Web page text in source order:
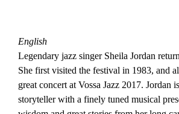
English
Legendary jazz singer Sheila Jordan
She first visited the festival in 1983, and
great concert at Vossa Jazz 2017. Jordan
storyteller with a finely tuned musical